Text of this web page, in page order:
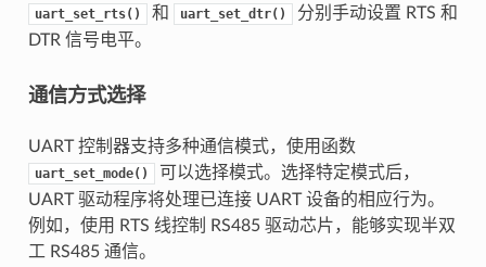
uart_set_rts() 和 uart_set_dtr()
分别手动设置 RTS 和
DTR 信号电平。
通信方式选择
UART 控制器支持多种通信模式，使用函数
uart_set_mode()
可以选择模式。选择特定模式后，
UART 驱动程序将处理已连接 UART 设备的相应行为。
例如，使用 RTS 线控制 RS485 驱动芯片，能够实现半双
工 RS485 通信。